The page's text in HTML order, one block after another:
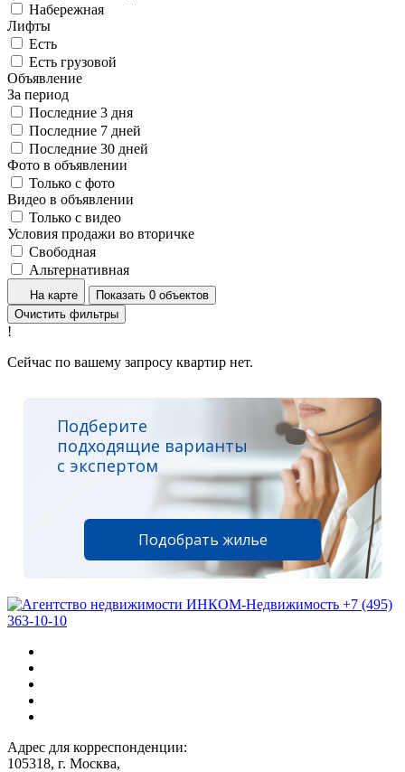
Набережная
Лифты
Есть
Есть грузовой
Объявление
За период
Последние 3 дня
Последние 7 дней
Последние 30 дней
Фото в объявлении
Только с фото
Видео в объявлении
Только с видео
Условия продажи во вторичке
Свободная
Альтернативная
На карте
Показать 0 объектов
Очистить фильтры
!
Сейчас по вашему запросу квартир нет.
Подберите
подходящие варианты
с экспертом
Подобрать жилье
+7 (495)
363-10-10
Адрес для корреспонденции:
105318, г. Москва,